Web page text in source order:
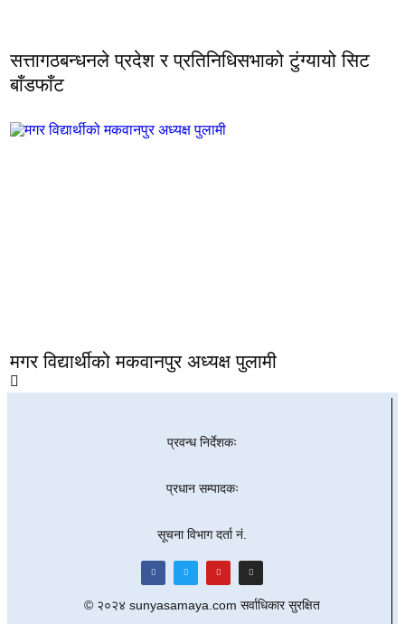
सत्तागठबन्धनले प्रदेश र प्रतिनिधिसभाको टुंग्यायो सिट
बाँडफाँट
मगर विद्यार्थीको मकवानपुर अध्यक्ष पुलामी
प्रवन्ध निर्देशकः
प्रधान सम्पादकः
सूचना विभाग दर्ता नं.
© २०२४ sunyasamaya.com सर्वाधिकार सुरक्षित